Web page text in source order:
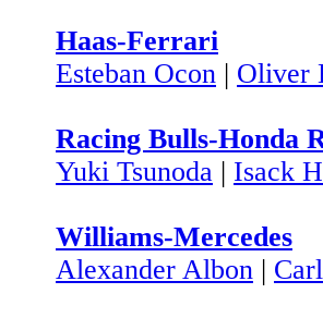
Haas-Ferrari
Esteban Ocon | Oliver
Racing Bulls-Honda
Yuki Tsunoda | Isack
Williams-Mercedes
Alexander Albon |